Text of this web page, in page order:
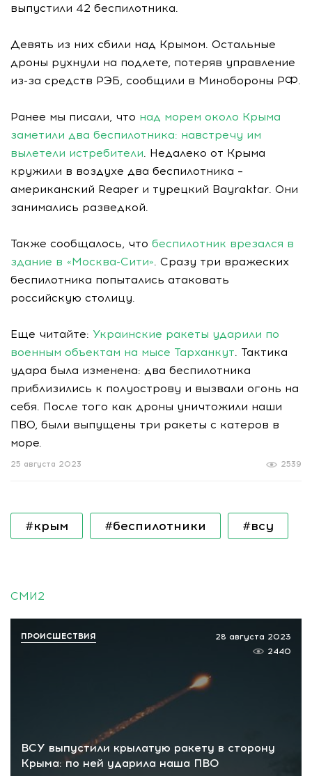
выпустили 42 беспилотника.
Девять из них сбили над Крымом. Остальные
дроны рухнули на подлете, потеряв управление
из-за средств РЭБ, сообщили в Минобороны РФ.
Ранее мы писали, что над морем около Крыма
заметили два беспилотника: навстречу им
вылетели истребители. Недалеко от Крыма
кружили в воздухе два беспилотника –
американский Reaper и турецкий Bayraktar. Они
занимались разведкой.
Также сообщалось, что беспилотник врезался в
здание в «Москва-Сити». Сразу три вражеских
беспилотника попытались атаковать
российскую столицу.
Еще читайте: Украинские ракеты ударили по
военным объектам на мысе Тарханкут. Тактика
удара была изменена: два беспилотника
приблизились к полуострову и вызвали огонь на
себя. После того как дроны уничтожили наши
ПВО, были выпущены три ракеты с катеров в
море.
2539
25 августа 2023
#крым #беспилотники #всу
СМИ2
ВСУ выпустили крылатую ракету в сторону
Крыма: по ней ударила наша ПВО
28 августа 2023
2440
ПРОИСШЕСТВИЯ